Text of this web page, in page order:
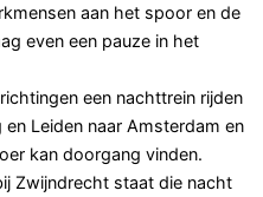
aan het spoor en de
even een pauze in het
een nachttrein rijden
Leiden naar Amsterdam en
kan doorgang vinden.
Zwijndrecht staat die nacht